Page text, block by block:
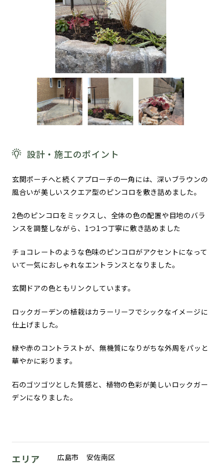
設計・施工のポイント
玄関ポーチへと続くアプローチの一角には、深いブラウンの
風合いが美しいスクエア型のピンコロを敷き詰めました。
2色のピンコロをミックスし、全体の色の配置や目地のバラ
ンスを調整しながら、1つ1つ丁寧に敷き詰めました
チョコレートのような色味のピンコロがアクセントになって
いて一気におしゃれなエントランスとなりました。
玄関ドアの色ともリンクしています。
ロックガーデンの植栽はカラーリーフでシックなイメージに
仕上げました。
緑や赤のコントラストが、無機質になりがちな外周をパッと
華やかに彩ります。
石のゴツゴツとした質感と、植物の色彩が美しいロックガー
デンになりました。
エリア 広島市 安佐南区